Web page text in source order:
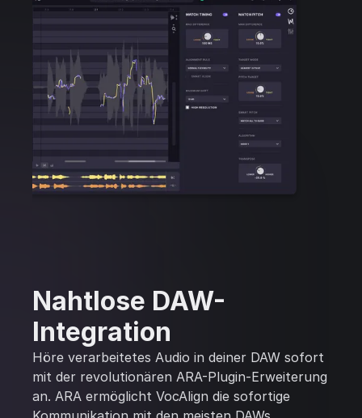
Nahtlose DAW-
Integration
Höre verarbeitetes Audio in deiner DAW sofort
mit der revolutionären ARA-Plugin-Erweiterung
an. ARA ermöglicht VocAlign die sofortige